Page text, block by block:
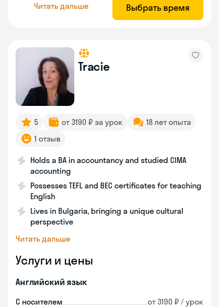
Читать дальше Выбрать время
Tracie
5 от 3190 ₽ за урок
18 лет опыта
1 отзыв
Holds a BA in accountancy and studied CIMA
accounting
Possesses TEFL and BEC certificates for teaching
English
Lives in Bulgaria, bringing a unique cultural
perspective
Читать дальше
Услуги и цены
Английский язык
С носителем от 3190 ₽ / урок